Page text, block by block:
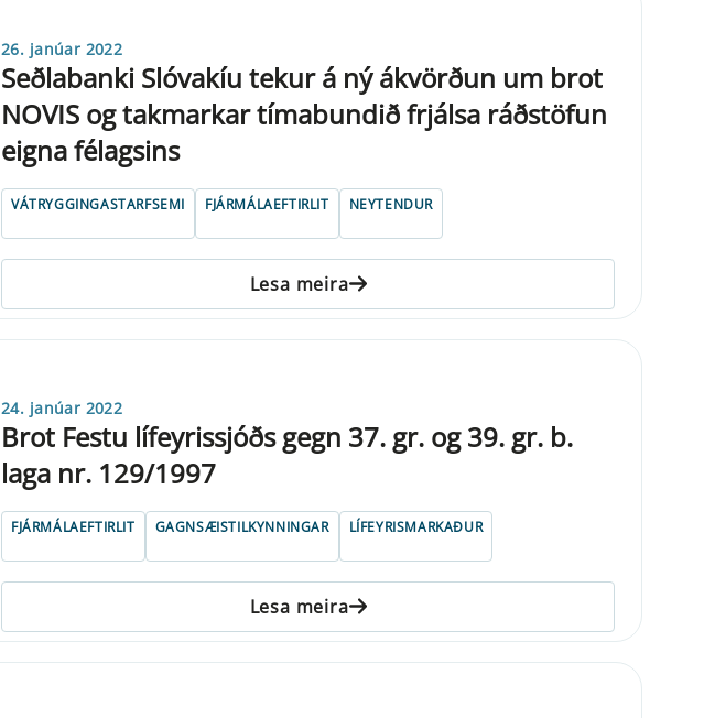
26. janúar 2022
Seðlabanki Slóvakíu tekur á ný ákvörðun um brot
NOVIS og takmarkar tímabundið frjálsa ráðstöfun
eigna félagsins
VÁTRYGGINGASTARFSEMI FJÁRMÁLAEFTIRLIT NEYTENDUR
Lesa meira
24. janúar 2022
Brot Festu lífeyrissjóðs gegn 37. gr. og 39. gr. b.
laga nr. 129/1997
FJÁRMÁLAEFTIRLIT GAGNSÆISTILKYNNINGAR LÍFEYRISMARKAÐUR
Lesa meira